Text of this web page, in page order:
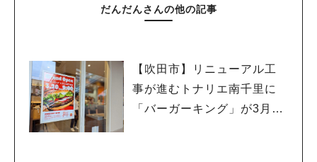
だんだんさんの他の記事
【吹田市】リニューアル工
事が進むトナリエ南千里に
「バーガーキング」が3月20